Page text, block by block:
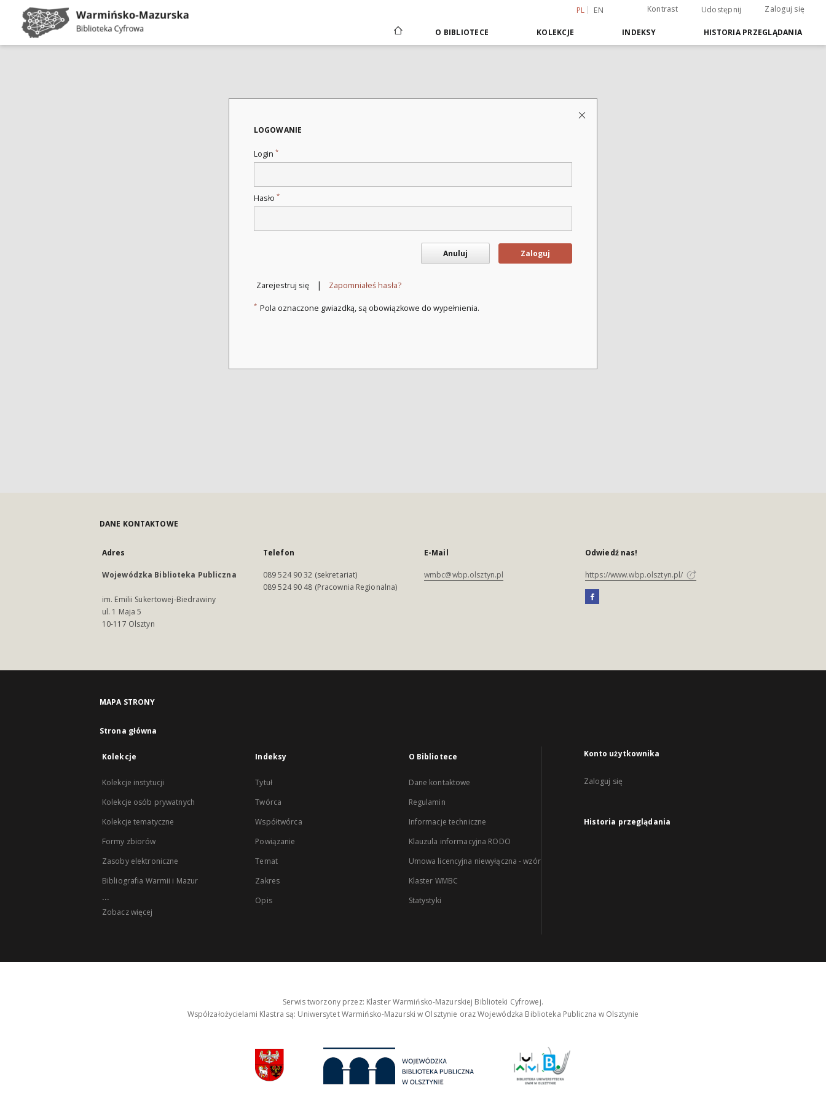
PL EN Kontrast Udostępnij Zaloguj się
O BIBLIOTECE KOLEKCJE INDEKSY HISTORIA PRZEGLĄDANIA
LOGOWANIE
Login *
Hasło *
Anuluj Zaloguj
Zarejestruj się | Zapomniałeś hasła?
* Pola oznaczone gwiazdką, są obowiązkowe do wypełnienia.
DANE KONTAKTOWE
Adres
Wojewódzka Biblioteka Publiczna
im. Emilii Sukertowej-Biedrawiny
ul. 1 Maja 5
10-117 Olsztyn
Telefon
089 524 90 32 (sekretariat)
089 524 90 48 (Pracownia Regionalna)
E-Mail
wmbc@wbp.olsztyn.pl
Odwiedź nas!
https://www.wbp.olsztyn.pl/
MAPA STRONY
Strona główna
Kolekcje
Kolekcje instytucji
Kolekcje osób prywatnych
Kolekcje tematyczne
Formy zbiorów
Zasoby elektroniczne
Bibliografia Warmii i Mazur
...
Zobacz więcej
Indeksy
Tytuł
Twórca
Współtwórca
Powiązanie
Temat
Zakres
Opis
O Bibliotece
Dane kontaktowe
Regulamin
Informacje techniczne
Klauzula informacyjna RODO
Umowa licencyjna niewyłączna - wzór
Klaster WMBC
Statystyki
Konto użytkownika
Zaloguj się
Historia przeglądania
Serwis tworzony przez: Klaster Warmińsko-Mazurskiej Biblioteki Cyfrowej.
Współzałożycielami Klastra są: Uniwersytet Warmińsko-Mazurski w Olsztynie oraz Wojewódzka Biblioteka Publiczna w Olsztynie